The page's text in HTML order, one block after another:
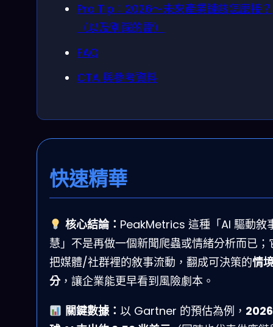
Pro Tip：2026～未來產業鏈該怎麼接？
（以及別踩的雷）
FAQ
CTA 與參考資料
快速精華
核心結論： PeakMetrics 這種「AI 驅動敘
慧」不是再做一個新聞爬蟲或情緒分析而已；
把媒體/社群裡的敘事流動，翻成可決策的情
分，讓企業能更早看到風險劇本。
關鍵數據： 以 Gartner 的預估為例，